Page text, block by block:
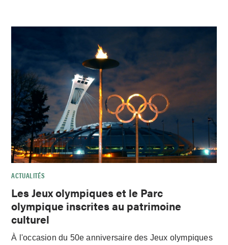
ACTUALITÉS
Les Jeux olympiques et le Parc
olympique inscrites au patrimoine
culturel
À l'occasion du 50e anniversaire des Jeux olympiques